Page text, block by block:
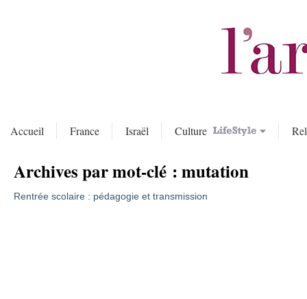
Accueil France Israël Culture
Archives par mot-clé :mutation
Rentrée scolaire : pédagogie et transmission